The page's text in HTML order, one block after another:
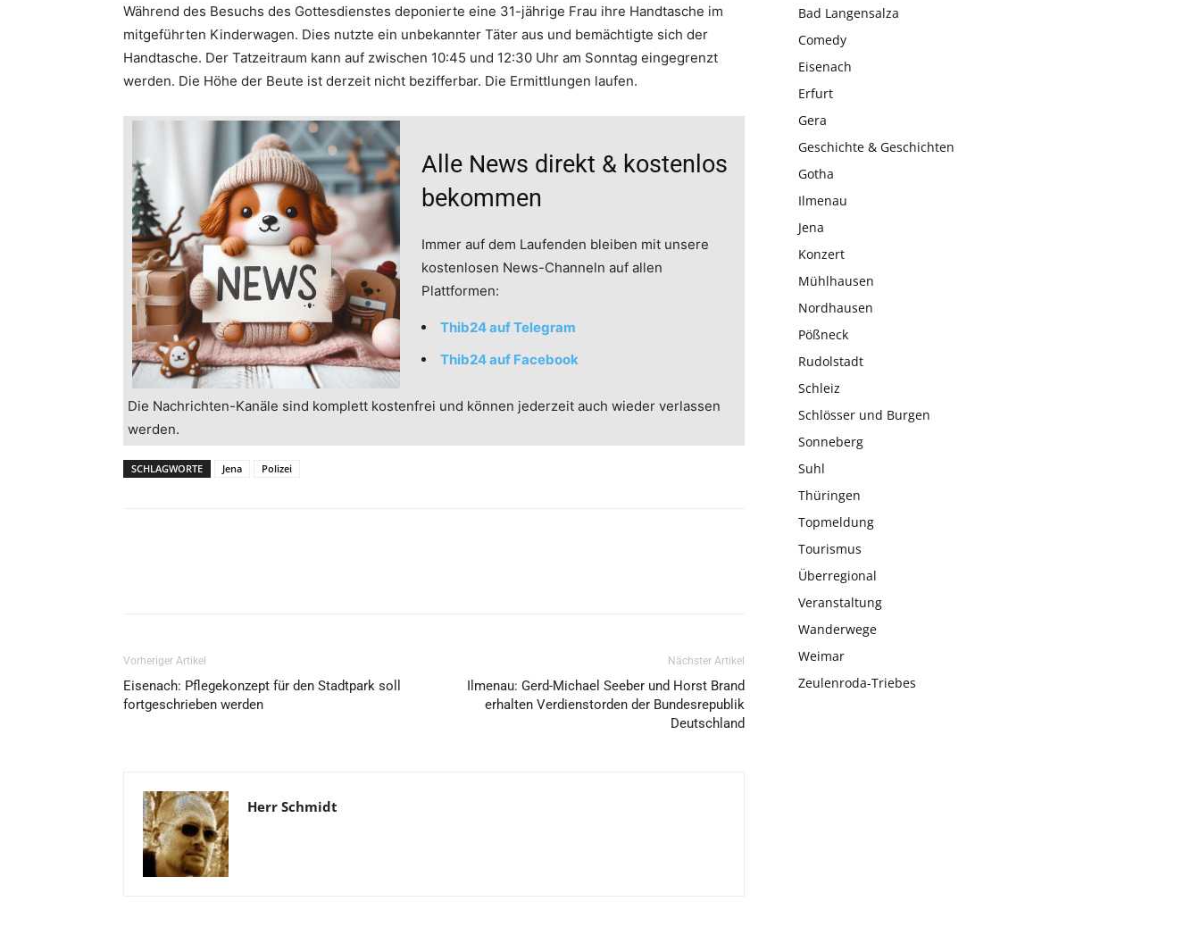
Während des Besuchs des Gottesdienstes deponierte eine 31-jährige Frau ihre Handtasche im
mitgeführten Kinderwagen. Dies nutzte ein unbekannter Täter aus und bemächtigte sich der
Handtasche. Der Tatzeitraum kann auf zwischen 10:45 und 12:30 Uhr am Sonntag eingegrenzt
werden. Die Höhe der Beute ist derzeit nicht bezifferbar. Die Ermittlungen laufen.
Alle News direkt & kostenlos
bekommen
Immer auf dem Laufenden bleiben mit unsere
kostenlosen News-Channeln auf allen
Plattformen:
Thib24 auf Telegram
Thib24 auf Facebook
Die Nachrichten-Kanäle sind komplett kostenfrei und können jederzeit auch wieder verlassen
werden.
SCHLAGWORTE Jena Polizei
Vorheriger Artikel
Eisenach: Pflegekonzept für den Stadtpark soll
fortgeschrieben werden
Nächster Artikel
Ilmenau: Gerd-Michael Seeber und Horst Brand
erhalten Verdienstorden der Bundesrepublik
Deutschland
Herr Schmidt
Bad Langensalza
Comedy
Eisenach
Erfurt
Gera
Geschichte & Geschichten
Gotha
Ilmenau
Jena
Konzert
Mühlhausen
Nordhausen
Pößneck
Rudolstadt
Schleiz
Schlösser und Burgen
Sonneberg
Suhl
Thüringen
Topmeldung
Tourismus
Überregional
Veranstaltung
Wanderwege
Weimar
Zeulenroda-Triebes